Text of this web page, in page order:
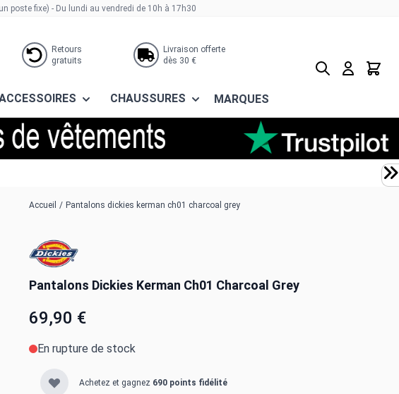
poste fixe) - Du lundi au vendredi de 10h à 17h30
Retours
gratuits
Livraison offerte
dès 30 €
CHAUSSURES MARQUES
Rechercher
Panier
Accueil / Pantalons dickies kerman ch01 charcoal grey
Pantalons Dickies Kerman Ch01 Charcoal Grey
69,90 €
En rupture de stock
Achetez et gagnez 690 points fidélité